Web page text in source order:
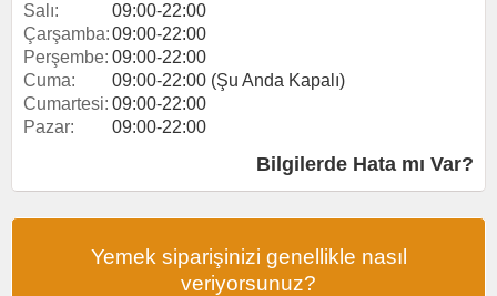
Salı:
09:00-22:00
Çarşamba:09:00-22:00
Perşembe: 09:00-22:00
Cuma:
09:00-22:00 (Şu Anda Kapalı)
Cumartesi: 09:00-22:00
Pazar:
09:00-22:00
Bilgilerde Hata mı Var?
Yemek siparişinizi genellikle nasıl
veriyorsunuz?